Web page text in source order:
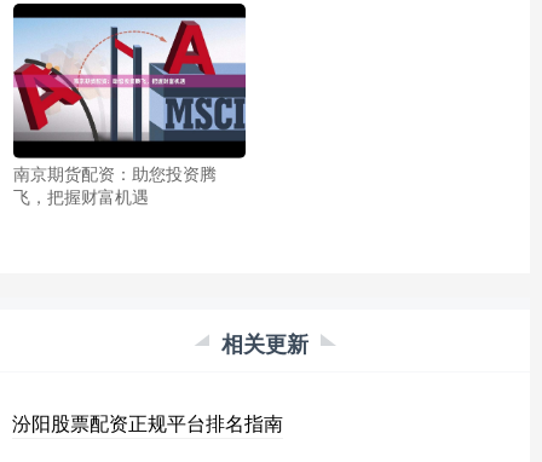
南京期货配资：助您投资腾
飞，把握财富机遇
相关更新
汾阳股票配资正规平台排名指南